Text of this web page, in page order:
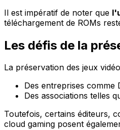
Il est impératif de noter que
téléchargement de ROMs
Les défis de la
La préservation des jeux
Des entreprises comme
Des associations telles
Toutefois, certains éditeurs,
cloud gaming posent